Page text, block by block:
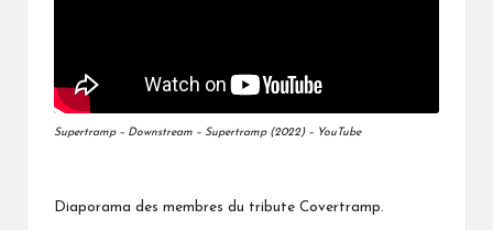
Supertramp – Downstream – Supertramp (2022) – YouTube
Diaporama des membres du tribute Covertramp.